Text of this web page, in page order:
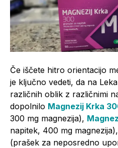
Če iščete hitro orientacijo
je ključno vedeti, da na
različnih oblik z različnimi
dopolnilo Magnezij Krka
300 mg magnezija),
napitek, 400 mg magnezija),
(prašek za neposredno